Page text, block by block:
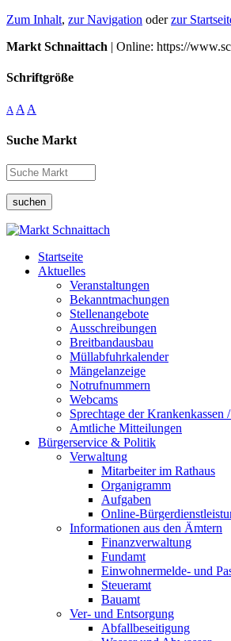
Zum Inhalt, zur Navigation oderzur
Markt Schnaittach | Online: https://
Schriftgröße
A A A
Suche Markt
suchen
Startseite
Aktuelles
Veranstaltungen
Bekanntmachungen
Stellenangebote
Ausschreibungen
Breitbandausbau
Müllabfuhrkalender
Mängelanzeige
Notrufnummern
Webcams
Sprechtage der Krankenkassen
Amtliche Mitteilungen
Bürgerservice & Politik
Verwaltung
Mitarbeiter im Rathaus
Organigramm
Aufgaben
Online-
Informationen aus den Ämtern
Finanzverwaltung
Fundamt
Einwohnermelde- und
Steueramt
Bauamt
Ver- und Entsorgung
Abfallbeseitigung